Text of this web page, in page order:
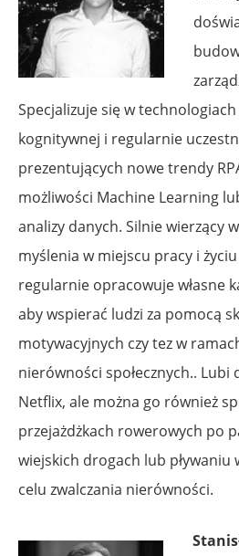
Specjalizuje się w
kognitywnej i regularnie
prezentujących nowe trendy
możliwości Machine Learning
analizy danych. Silnie wierzący
myślenia w miejscu pracy i
regularnie opracowuje własne
aby wspierać ludzi za pomocą
motywacyjnych czy tez w
nierówności społecznych.. Lubi
Netflix, ale można go również
przejażdżkach rowerowych po
wiejskich drogach lub pływaniu
celu zwalczania nierówności.